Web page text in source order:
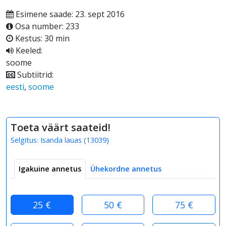
Esimene saade: 23. sept 2016
Osa number: 233
Kestus: 30 min
Keeled:
soome
Subtiitrid:
eesti, soome
Toeta väärt saateid!
Selgitus: Isanda lauas (13039)
Igakuine annetus Ühekordne annetus
25 € 50 € 75 €